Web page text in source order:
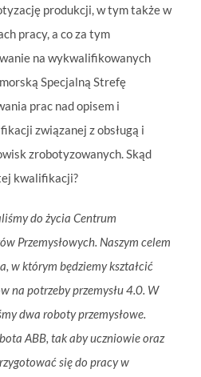
produkcji, w tym także w
pracy, a co za tym
na wykwalifikowanych
Specjalną Strefę
prac nad opisem i
związanej z obsługą i
zrobotyzowanych. Skąd
kwalifikacji?
do życia Centrum
Przemysłowych. Naszym celem
w którym będziemy kształcić
na potrzeby przemysłu 4.0. W
dwa roboty przemysłowe.
ABB, tak aby uczniowie oraz
się do pracy w